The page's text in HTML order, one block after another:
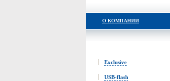
О КОМПАНИИ
Exclusive
USB-flash